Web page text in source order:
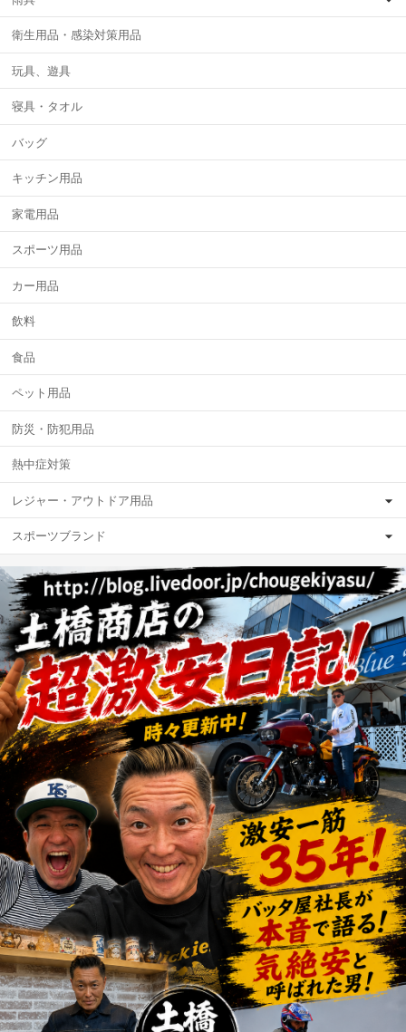
衛生用品・感染対策用品
玩具、遊具
寝具・タオル
バッグ
キッチン用品
家電用品
スポーツ用品
カー用品
飲料
食品
ペット用品
防災・防犯用品
熱中症対策
レジャー・アウトドア用品
スポーツブランド